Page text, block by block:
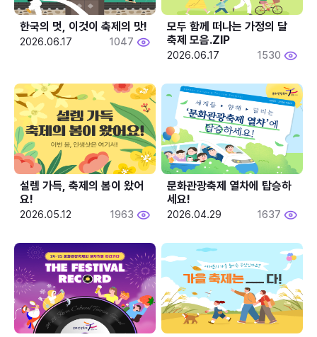
한국의 멋, 이것이 축제의 맛!
2026.06.17 1047
모두 함께 떠나는 가정의 달
축제 모음.ZIP
2026.06.17 1530
설렘 가득, 축제의 봄이 왔어
요!
2026.05.12 1963
문화관광축제 열차에 탑승하
세요!
2026.04.29 1637